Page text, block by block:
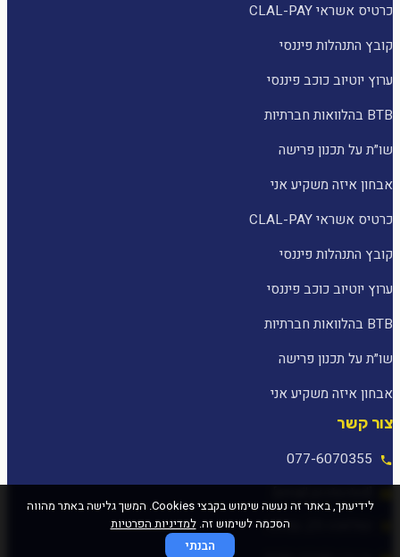
כרטיס אשראי CLAL-PAY
קובץ התנהלות פיננסי
ערוץ יוטיוב כוכב פיננסי
BTB בהלוואות חברתיות
שו״ת על תכנון פרישה
אבחון איזה משקיע אני
כרטיס אשראי CLAL-PAY
קובץ התנהלות פיננסי
ערוץ יוטיוב כוכב פיננסי
BTB בהלוואות חברתיות
שו״ת על תכנון פרישה
אבחון איזה משקיע אני
צור קשר
077-6070355
לידיעתך, באתר זה נעשה שימוש בקבצי Cookies. המשך גלישה באתר מהווה
הסכמה לשימוש זה.למדיניות הפרטיות
הבנתי